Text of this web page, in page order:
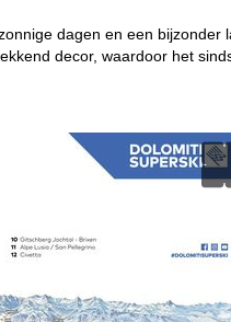
dagen en een bijzonder
decor, waardoor het